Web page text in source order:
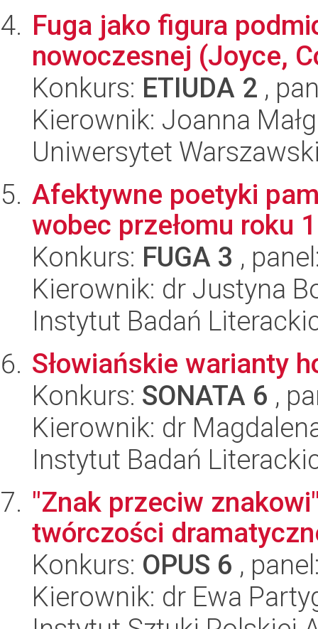
Fuga jako figura
nowoczesnej (Joyce,
Konkurs: ETIUDA 2 ,
Kierownik: Joanna
Uniwersytet
Afektywne poetyki
wobec przełomu roku
Konkurs: FUGA 3 ,
Kierownik: dr Justyna
Instytut Badań
Słowiańskie warianty
Konkurs: SONATA 6 ,
Kierownik: dr
Instytut Badań
"Znak przeciw
twórczości
Konkurs: OPUS 6 ,
Kierownik: dr Ewa